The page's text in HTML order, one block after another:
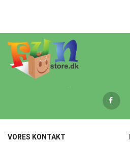
VORES KONTAKT